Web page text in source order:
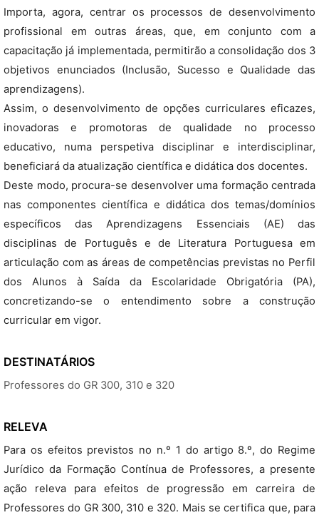
Importa, agora, centrar os processos de desenvolvimento
profissional em outras áreas, que, em conjunto com a
capacitação já implementada, permitirão a consolidação dos 3
objetivos enunciados (Inclusão, Sucesso e Qualidade das
aprendizagens).
Assim, o desenvolvimento de opções curriculares eficazes,
inovadoras e promotoras de qualidade no processo
educativo, numa perspetiva disciplinar e interdisciplinar,
beneficiará da atualização científica e didática dos docentes.
Deste modo, procura-se desenvolver uma formação centrada
nas componentes científica e didática dos temas/domínios
específicos das Aprendizagens Essenciais (AE) das
disciplinas de Português e de Literatura Portuguesa em
articulação com as áreas de competências previstas no Perfil
dos Alunos à Saída da Escolaridade Obrigatória (PA),
concretizando-se o entendimento sobre a construção
curricular em vigor.
DESTINATÁRIOS
Professores do GR 300, 310 e 320
RELEVA
Para os efeitos previstos no n.º 1 do artigo 8.º, do Regime
Jurídico da Formação Contínua de Professores, a presente
ação releva para efeitos de progressão em carreira de
Professores do GR 300, 310 e 320. Mais se certifica que, para